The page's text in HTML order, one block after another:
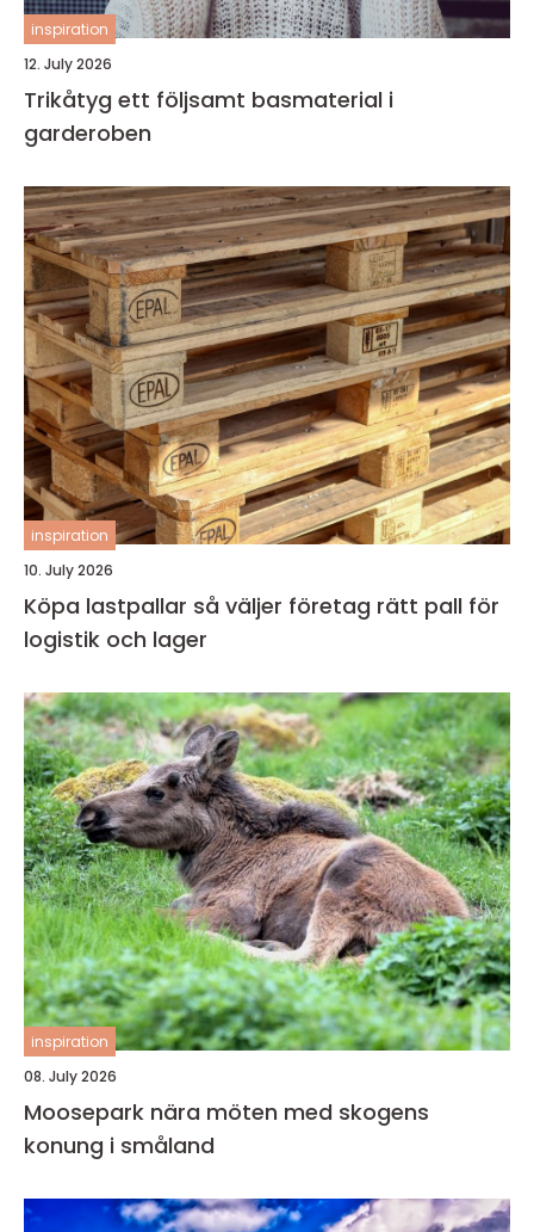
inspiration
12. July 2026
Trikåtyg ett följsamt basmaterial i
garderoben
inspiration
10. July 2026
Köpa lastpallar så väljer företag rätt pall för
logistik och lager
inspiration
08. July 2026
Moosepark nära möten med skogens
konung i småland